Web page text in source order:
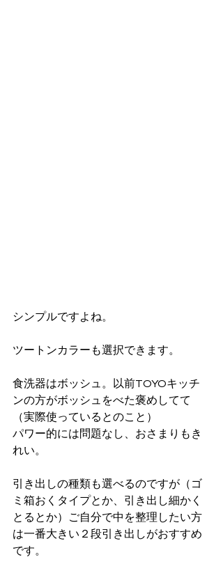
シンプルですよね。
ツートンカラーも選択できます。
食洗器はボッシュ。以前TOYOキッチ
ンの方がボッシュをべた褒めしてて
（実際使っているとのこと）
パワー的には問題なし、おさまりもき
れい。
引き出しの種類も選べるのですが（ゴ
ミ箱おくタイプとか、引き出し細かく
とるとか）ご自分で中を整理したい方
は一番大きい２段引き出しがおすすめ
です。